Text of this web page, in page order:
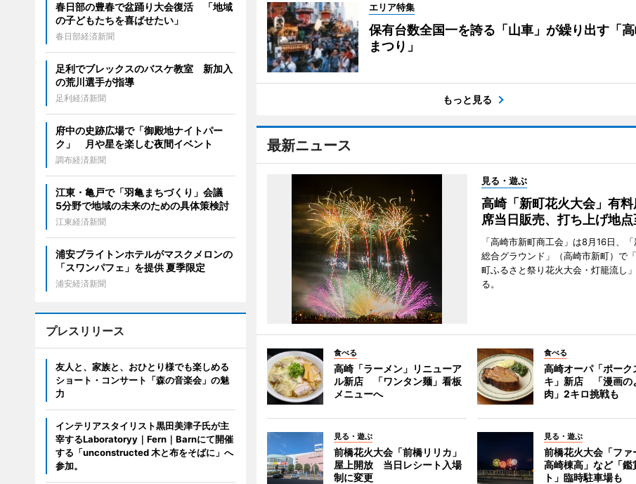
エリア特集
保有台数全国一を誇る「山車」が繰り出す「
まつり」
もっと見る
最新ニュース
見る・遊ぶ
高崎「新町花火大会」有
席当日販売、打ち上げ地点
「高崎市新町商工会」は8月16日、
総合グラウンド」（高崎市新町）で
町ふるさと祭り花火大会・灯籠流し
る。
食べる
高崎「ラーメン」リニューア
ル新店 「ワンタン麺」看板
メニューへ
食べる
高崎オーパ「ポーク
キ」新店 「漫画の
肉」2キロ挑戦も
見る・遊ぶ
前橋花火大会「前橋リリカ」
屋上開放 当日レシート入場
制に変更
見る・遊ぶ
前橋花火大会「ファ
高崎棟高」など「鑑
ト」臨時駐車場も
春日部の豊春で盆踊り大会復活 「地域
の子どもたちを喜ばせたい」
春日部経済新聞
足利でブレックスのバスケ教室 新加入
の荒川選手が指導
足利経済新聞
府中の史跡広場で「御殿地ナイトパー
ク」 月や星を楽しむ夜間イベント
調布経済新聞
江東・亀戸で「羽亀まちづくり」会議
5分野で地域の未来のための具体策検討
江東経済新聞
浦安ブライトンホテルがマスクメロンの
「スワンパフェ」を提供 夏季限定
浦安経済新聞
プレスリリース
友人と、家族と、おひとり様でも楽しめる
ショート・コンサート「森の音楽会」の魅
力
インテリアスタイリスト黒田美津子氏が主
宰するLaboratoryy｜Fern｜Barnにて開催
する「unconstructed 木と布をそばに」へ
参加。